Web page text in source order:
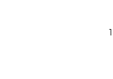
1